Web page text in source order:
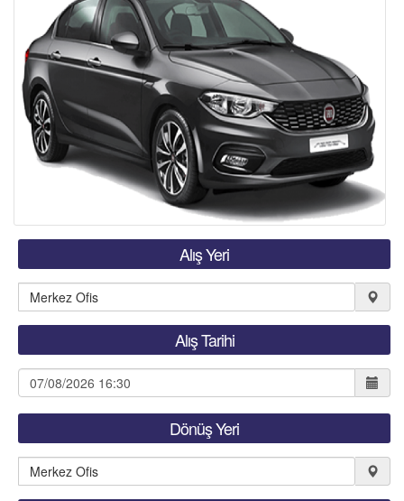
Alış Yeri
Alış Tarihi
Dönüş Yeri